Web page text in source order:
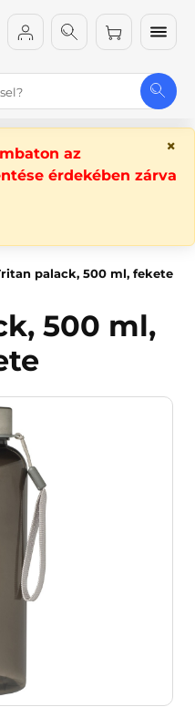
×
az
érdekében zárva
palack, 500 ml, fekete
500 ml,